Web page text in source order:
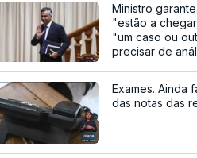
Ministro
"estão a
"um caso ou
precisar de
Exames. Ainda
das notas das